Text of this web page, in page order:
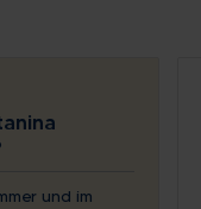
und im